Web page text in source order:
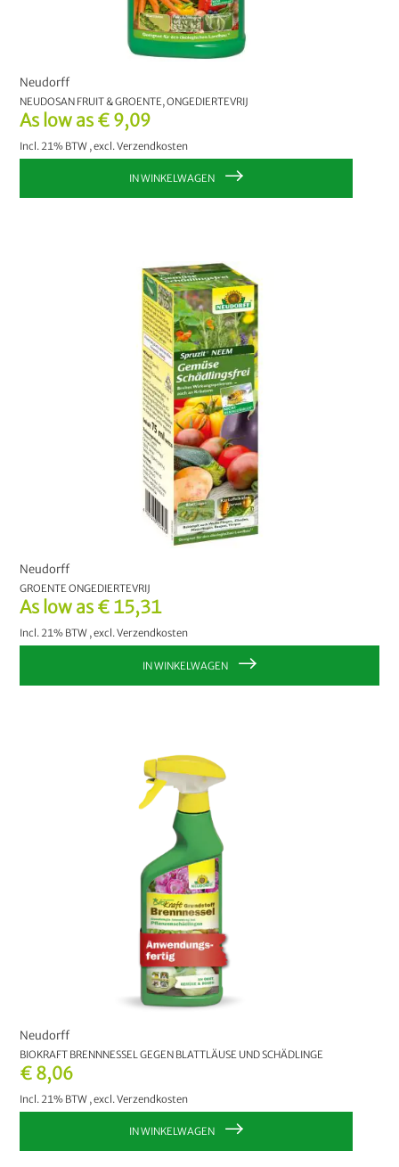
As low as € 9,09
Incl. 21% BTW ,excl.Verzendkosten
Neudorff
NEUDOSAN FRUIT & GROENTE, ONGEDIERTEVRIJ
IN WINKELWAGEN
As low as € 15,31
Incl. 21% BTW ,excl.Verzendkosten
Neudorff
GROENTE ONGEDIERTEVRIJ
IN WINKELWAGEN
€ 8,06
Incl. 21% BTW ,excl.Verzendkosten
Neudorff
BIOKRAFT BRENNNESSEL GEGEN BLATTLÄUSE UND SCHÄDLINGE
IN WINKELWAGEN
Neudorff